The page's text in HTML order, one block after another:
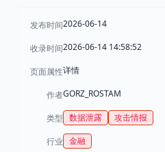
发布时间2026-06-14
收录时间2026-06-14 14:58:52
页面属性详情
作者GORZ_ROSTAM
类型 数据泄露 攻击情报
行业 金融